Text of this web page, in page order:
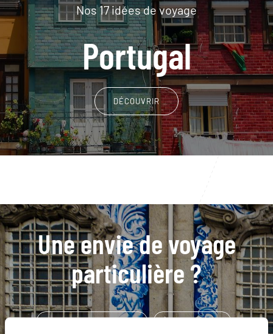
Nos 17 idées de voyage
Portugal
DÉCOUVRIR
Une envie de voyage
particulière ?
Caldeira Velha - Sao Miguel Île de Sao Miguel